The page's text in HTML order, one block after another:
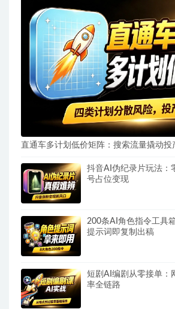
直通车多计划低价矩阵：搜索流量撬动投
抖音AI伪纪录片玩法：
号占位变现
200条AI角色指令工具
提示词即复制出稿
短剧AI编剧从零接单：
率全链路